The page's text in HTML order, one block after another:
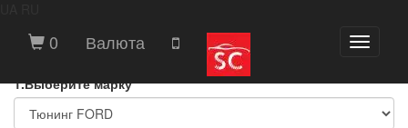
Toggle
0 Валюта
ВЫБЕРИТЕ МАРКУ И МОДЕЛЬ
АВТОМОБИЛЯ
1.Выберите марку